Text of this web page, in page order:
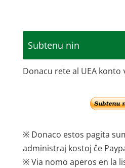
Subtenu nin
Donacu rete al UEA konto
※ Donaco estos pagita
administraj kostoj ĉe
※ Via nomo aperos en la